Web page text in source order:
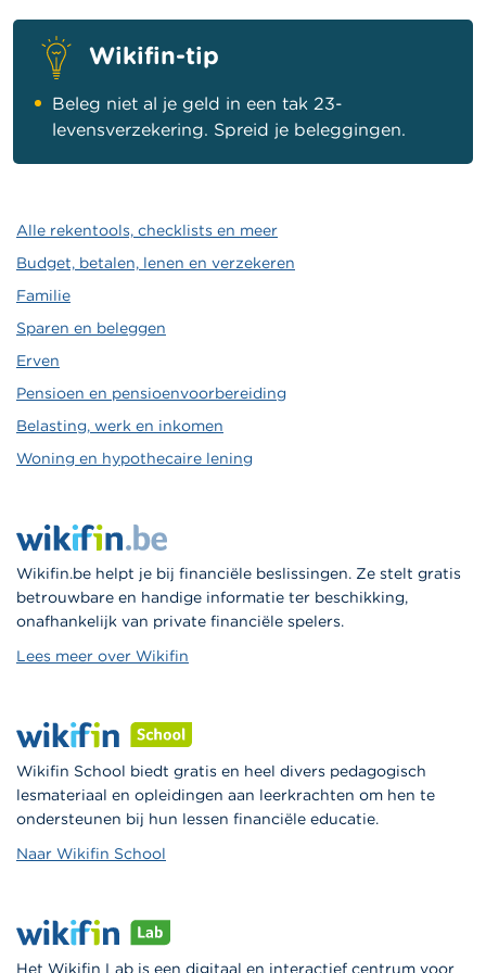
Wikifin-tip
Beleg niet al je geld in een tak 23-
levensverzekering. Spreid je beleggingen.
Alle rekentools, checklists en meer
Budget, betalen, lenen en verzekeren
Familie
Sparen en beleggen
Erven
Pensioen en pensioenvoorbereiding
Belasting, werk en inkomen
Woning en hypothecaire lening
Wikifin.be helpt je bij financiële beslissingen. Ze stelt gratis
betrouwbare en handige informatie ter beschikking,
onafhankelijk van private financiële spelers.
Lees meer over Wikifin
Wikifin School biedt gratis en heel divers pedagogisch
lesmateriaal en opleidingen aan leerkrachten om hen te
ondersteunen bij hun lessen financiële educatie.
Naar Wikifin School